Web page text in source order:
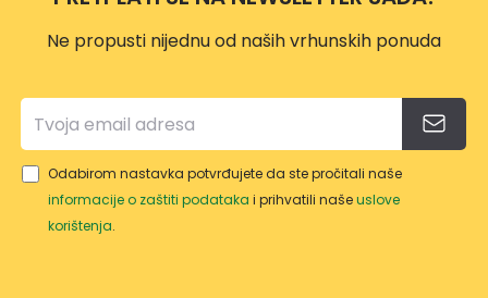
Ne propusti nijednu od naših vrhunskih ponuda
Odabirom nastavka potvrđujete da ste pročitali naše
informacije o zaštiti podataka i prihvatili našeuslove
korištenja.